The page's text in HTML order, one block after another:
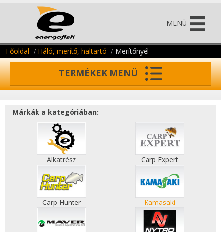
MENÜ
Főoldal Háló, merítő, haltartó Merítőnyél
TERMÉKEK MENÜ
Márkák a kategóriában:
Alkatrész Carp Expert
Carp Hunter Kamasaki